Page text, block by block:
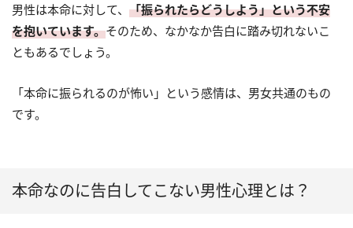
男性は本命に対して、 「振られたらどうしよう」という不安
を抱いています。そのため、なかなか告白に踏み切れないこ
ともあるでしょう。
「本命に振られるのが怖い」という感情は、男女共通のもの
です。
本命なのに告白してこない男性心理とは？